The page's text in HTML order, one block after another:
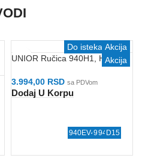
940H2
UNIOR Ručica 940H1, H2, H3
3.994,00 RSD sa PDVom
Dodaj U Korpu
R4
V5
Do isteka zaliha
Akcija
940EV4BLOCK
V1
Akcija
940EV4
940E4
D15